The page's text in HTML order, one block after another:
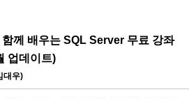
께 배우는 SQL Server 무료 강좌
업데이트)
대우)